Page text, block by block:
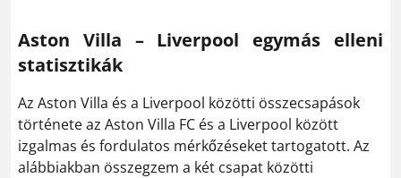
Aston Villa – Liverpool egymás elleni
statisztikák
Az Aston Villa és a Liverpool közötti összecsapások
története az Aston Villa FC és a Liverpool között
izgalmas és fordulatos mérkőzéseket tartogatott. Az
alábbiakban összegzem a két csapat közötti